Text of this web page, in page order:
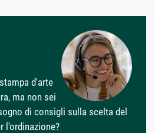
d'arte
ma non sei
di consigli sulla scelta del
l'ordinazione?